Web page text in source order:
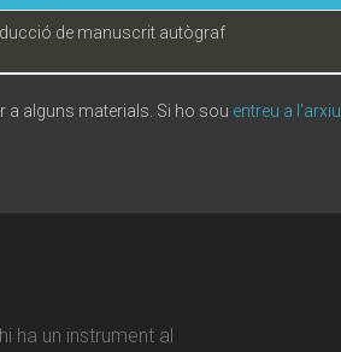
de manuscrit autògraf
a alguns materials. Si ho sou entreu a l'arxiu
ha un instrument al